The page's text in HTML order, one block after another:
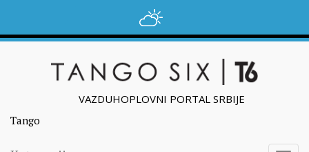
VAZDUHOPLOVNI PORTAL SRBIJE
Tango